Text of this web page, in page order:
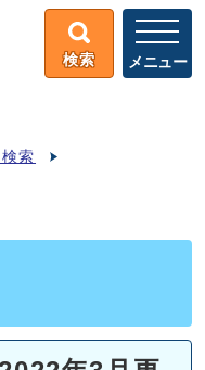
検索 メニュー
索